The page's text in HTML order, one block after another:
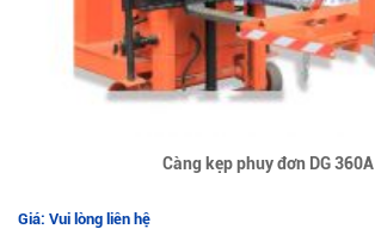
Càng kẹp phuy đơn DG 360A
Giá: Vui lòng liên hệ